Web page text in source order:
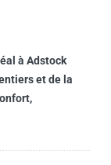
à Adstock
et de la